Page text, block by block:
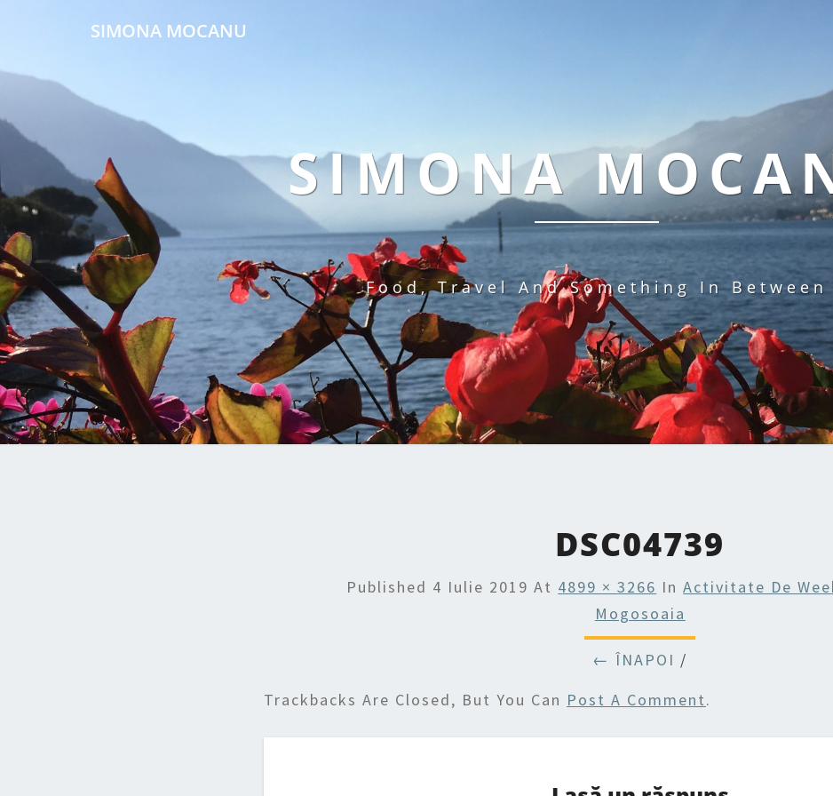
SIMONA MOCANU
SIMONA
Food, Travel And Something In Between
DSC04739
Published 4 Iulie 2019 At 4899 × 3266 InActivitate De
Mogosoaia
← ÎNAPOI /
Trackbacks Are Closed, But You Can Post A Comment.